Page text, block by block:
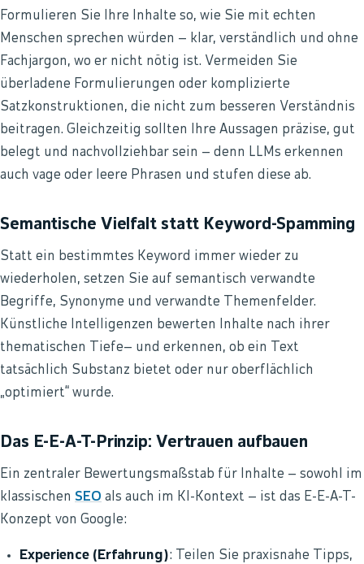
Formulieren Sie Ihre Inhalte so, wie Sie mit echten
Menschen sprechen würden – klar, verständlich und ohne
Fachjargon, wo er nicht nötig ist. Vermeiden Sie
überladene Formulierungen oder komplizierte
Satzkonstruktionen, die nicht zum besseren Verständnis
beitragen. Gleichzeitig sollten Ihre Aussagen präzise, gut
belegt und nachvollziehbar sein – denn LLMs erkennen
auch vage oder leere Phrasen und stufen diese ab.
Semantische Vielfalt statt Keyword-Spamming
Statt ein bestimmtes Keyword immer wieder zu
wiederholen, setzen Sie auf semantisch verwandte
Begriffe, Synonyme und verwandte Themenfelder.
Künstliche Intelligenzen bewerten Inhalte nach ihrer
thematischen Tiefe– und erkennen, ob ein Text
tatsächlich Substanz bietet oder nur oberflächlich
„optimiert“ wurde.
Das E-E-A-T-Prinzip: Vertrauen aufbauen
Ein zentraler Bewertungsmaßstab für Inhalte – sowohl im
klassischen SEO als auch im KI-Kontext – ist das E-E-A-T-
Konzept von Google:
Experience (Erfahrung): Teilen Sie praxisnahe Tipps,